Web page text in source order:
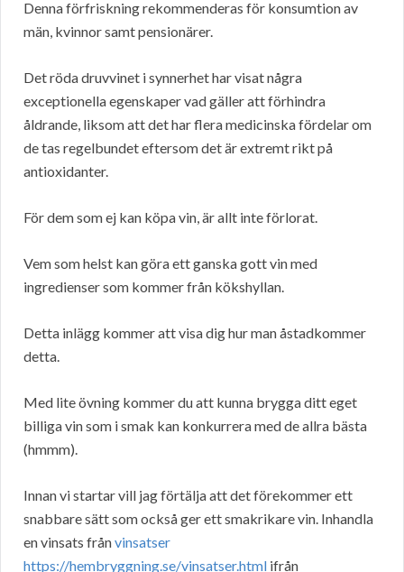
Denna förfriskning rekommenderas för konsumtion av
män, kvinnor samt pensionärer.
Det röda druvvinet i synnerhet har visat några
exceptionella egenskaper vad gäller att förhindra
åldrande, liksom att det har flera medicinska fördelar om
de tas regelbundet eftersom det är extremt rikt på
antioxidanter.
För dem som ej kan köpa vin, är allt inte förlorat.
Vem som helst kan göra ett ganska gott vin med
ingredienser som kommer från kökshyllan.
Detta inlägg kommer att visa dig hur man åstadkommer
detta.
Med lite övning kommer du att kunna brygga ditt eget
billiga vin som i smak kan konkurrera med de allra bästa
(hmmm).
Innan vi startar vill jag förtälja att det förekommer ett
snabbare sätt som också ger ett smakrikare vin. Inhandla
en vinsats frånvinsatser
https://hembryggning.se/vinsatser.html ifrån